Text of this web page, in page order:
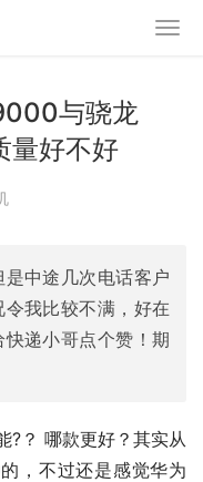
与骁龙
量好不好
中途几次电话客户
我比较不满，好在
递小哥点个赞！期
?？ 哪款更好？其实从
，不过还是感觉华为